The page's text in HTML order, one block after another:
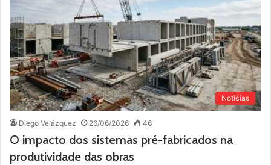
Noticias
Diego Velázquez 26/06/2026 46
O impacto dos sistemas pré-fabricados na
produtividade das obras